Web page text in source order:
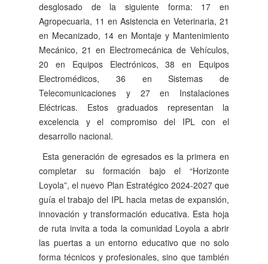
desglosado de la siguiente forma: 17 en
Agropecuaria, 11 en Asistencia en Veterinaria, 21
en Mecanizado, 14 en Montaje y Mantenimiento
Mecánico, 21 en Electromecánica de Vehículos,
20 en Equipos Electrónicos, 38 en Equipos
Electromédicos, 36 en Sistemas de
Telecomunicaciones y 27 en Instalaciones
Eléctricas. Estos graduados representan la
excelencia y el compromiso del IPL con el
desarrollo nacional.
Esta generación de egresados ​​es la primera en
completar su formación bajo el “Horizonte
Loyola”, el nuevo Plan Estratégico 2024-2027 que
guía el trabajo del IPL hacia metas de expansión,
innovación y transformación educativa. Esta hoja
de ruta invita a toda la comunidad Loyola a abrir
las puertas a un entorno educativo que no solo
forma técnicos y profesionales, sino que también